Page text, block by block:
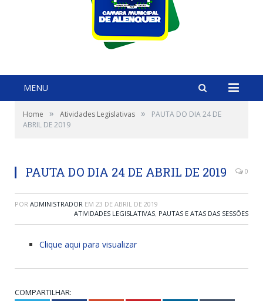
MENU
Home » Atividades Legislativas »
PAUTA DO DIA 24 DE
ABRIL DE 2019
PAUTA DO DIA 24 DE ABRIL DE 2019 0
POR ADMINISTRADOR EM 23 DE ABRIL DE 2019
ATIVIDADES LEGISLATIVAS, PAUTAS E ATAS DAS SESSÕES
Clique aqui para visualizar
COMPARTILHAR: